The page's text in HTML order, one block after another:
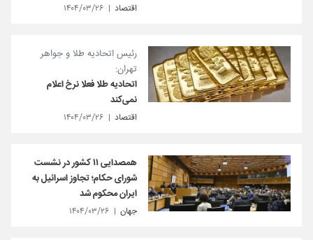
اقتصاد ۱۴۰۴/۰۳/۲۶
رئیس اتحادیه طلا و جواهر
تهران:
اتحادیه طلا فعلا نرخ اعلام
نمی‌کند
اقتصاد ۱۴۰۴/۰۳/۲۶
همصدایی ۱۱ کشور در نشست
شورای حکام؛ تجاوز اسرائیل به
ایران محکوم شد
جهان ۱۴۰۴/۰۳/۲۶